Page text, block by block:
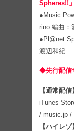
Spheres!!
●Music
rino 編曲：
●Pl@net
渡辺和紀
◆先⾏配信
【通常配信】
iTunes
/ music.jp /
【ハイレゾ】